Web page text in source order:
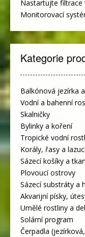
Nastartujte filtrace
Monitorovací
Kategorie
Balkónová jezírka
Vodní a bahenní
Skalničky
Bylinky a koření
Tropické vodní
Korály, řasy a
Sázecí košíky a
Plovoucí ostrovy
Sázecí substráty a
Akvarijní písky,
Umělé rostliny a
Solární program
Čerpadla